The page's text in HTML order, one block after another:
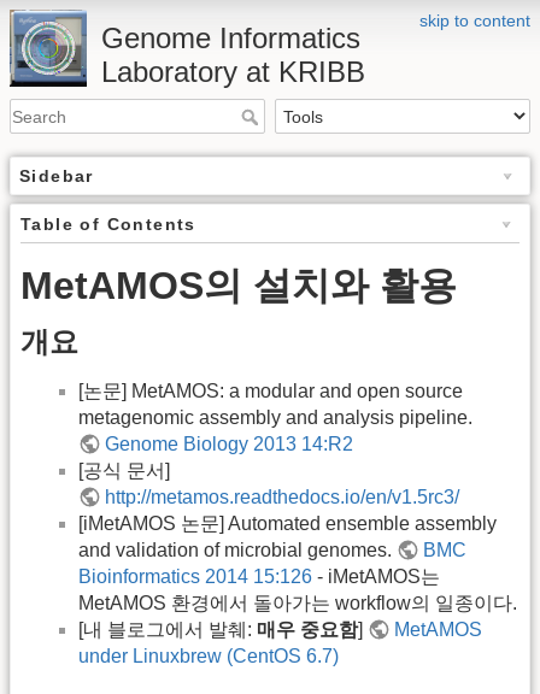
skip to content
Genome Informatics
Laboratory at KRIBB
Sidebar
Table of Contents
MetAMOS의 설치와 활용
개요
[논문] MetAMOS: a modular and open source
metagenomic assembly and analysis pipeline.
Genome Biology 2013 14:R2
[공식 문서]
http://metamos.readthedocs.io/en/v1.5rc3/
[iMetAMOS 논문] Automated ensemble assembly
and validation of microbial genomes.
BMC
Bioinformatics 2014 15:126 - iMetAMOS는
MetAMOS 환경에서 돌아가는 workflow의 일종이다.
[내 블로그에서 발췌: 매우 중요함]
MetAMOS
under Linuxbrew (CentOS 6.7)